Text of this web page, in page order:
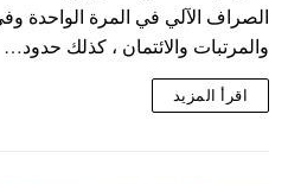
الصراف الآلي في المرة الواحدة
والمرتبات والائتمان ، كذلك حدود…
اقرأ المزيد